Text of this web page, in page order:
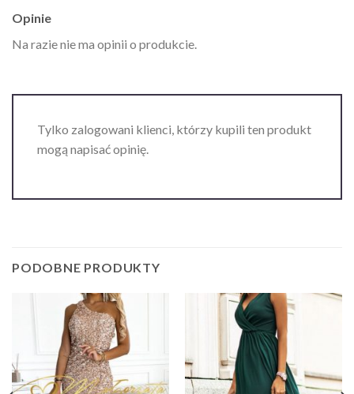
Opinie
Na razie nie ma opinii o produkcie.
Tylko zalogowani klienci, którzy kupili ten produkt
mogą napisać opinię.
PODOBNE PRODUKTY